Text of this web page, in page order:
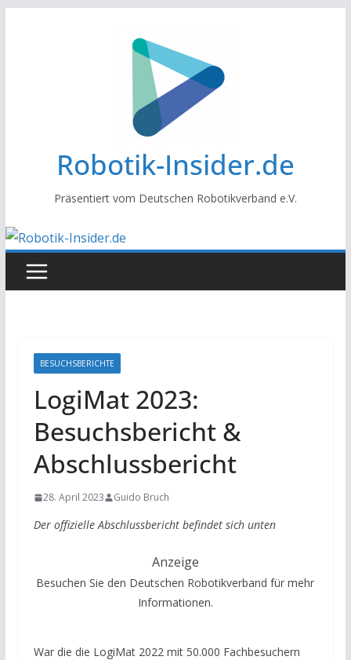
Robotik-Insider.de
Präsentiert vom Deutschen Robotikverband e.V.
BESUCHSBERICHTE
LogiMat 2023:
Besuchsbericht &
Abschlussbericht
28. April 2023 Guido Bruch
Der offizielle Abschlussbericht befindet sich unten
Anzeige
Besuchen Sie den Deutschen Robotikverband für mehr
Informationen.
War die die LogiMat 2022 mit 50.000 Fachbesuchern